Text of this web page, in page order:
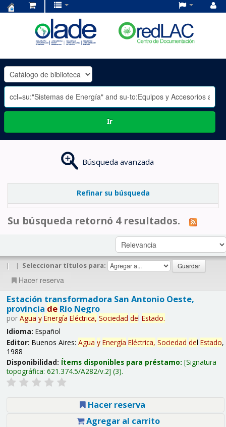
OLADE
-
Ir
Búsqueda avanzada
Refinar su búsqueda
Su búsqueda retornó 4 resultados.
| | Seleccionar títulos para:
Hacer reserva
Estación transformadora San Antonio Oeste,
provincia deRío Negro
por Agua y Energía Eléctrica, Sociedad del Estado.
Idioma: Español
Editor: Buenos Aires: Agua y Energía Eléctrica, Sociedad del Estado,
1988
Disponibilidad: Ítems disponibles para préstamo: Signatura
topográfica: 621.374.5/A282/v.2 (3).
Hacer reserva
Agregar al carrito